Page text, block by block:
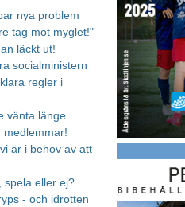
nya problem
tag mot myglet!"
läckt ut!
socialministern
regler i
vänta länge
medlemmar!
är i behov av att
spela eller ej?
- och idrotten